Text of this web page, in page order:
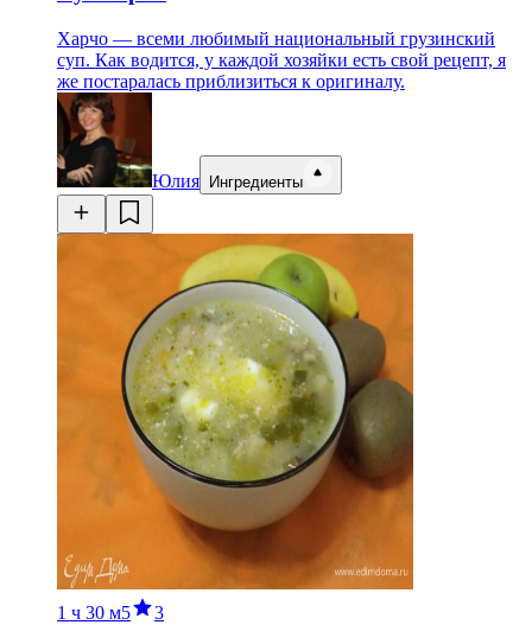
Харчо — всеми любимый национальный грузинский
суп. Как водится, у каждой хозяйки есть свой рецепт, я
же постаралась приблизиться к оригиналу.
Юлия Ингредиенты
1 ч 30 м5 3